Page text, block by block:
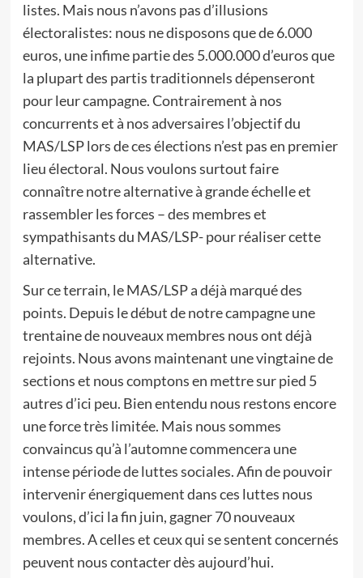
listes. Mais nous n’avons pas d’illusions
électoralistes: nous ne disposons que de 6.000
euros, une infime partie des 5.000.000 d’euros que
la plupart des partis traditionnels dépenseront
pour leur campagne. Contrairement à nos
concurrents et à nos adversaires l’objectif du
MAS/LSP lors de ces élections n’est pas en premier
lieu électoral. Nous voulons surtout faire
connaître notre alternative à grande échelle et
rassembler les forces – des membres et
sympathisants du MAS/LSP- pour réaliser cette
alternative.
Sur ce terrain, le MAS/LSP a déjà marqué des
points. Depuis le début de notre campagne une
trentaine de nouveaux membres nous ont déjà
rejoints. Nous avons maintenant une vingtaine de
sections et nous comptons en mettre sur pied 5
autres d’ici peu. Bien entendu nous restons encore
une force très limitée. Mais nous sommes
convaincus qu’à l’automne commencera une
intense période de luttes sociales. Afin de pouvoir
intervenir énergiquement dans ces luttes nous
voulons, d’ici la fin juin, gagner 70 nouveaux
membres. A celles et ceux qui se sentent concernés
peuvent nous contacter dès aujourd’hui.